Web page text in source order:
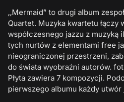
,,Mermaid” to drugi album
Quartet. Muzyka kwartetu łączy
współczesnego jazzu z muzyką
tych nurtów z elementami free
nieograniczonej przestrzeni,
do świata wyobraźni autorów.
Płyta zawiera 7 kompozycji.
pierwszego albumu każdy